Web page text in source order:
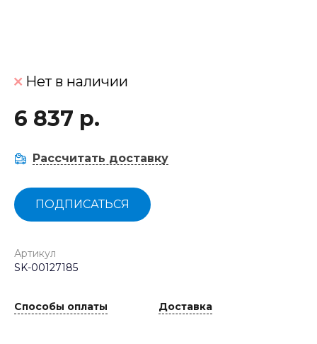
Нет в наличии
6 837 р.
Рассчитать доставку
ПОДПИСАТЬСЯ
Артикул
SK-00127185
Способы оплаты Доставка